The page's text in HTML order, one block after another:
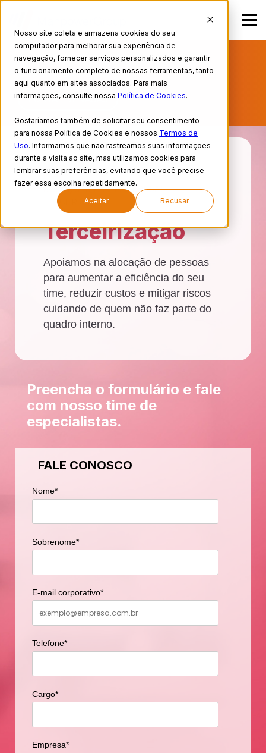
Nosso site coleta e armazena cookies do seu
computador para melhorar sua experiência de
navegação, fornecer serviços personalizados e garantir
o funcionamento completo de nossas ferramentas, tanto
aqui quanto em sites associados. Para mais
informações, consulte nossa Política de Cookies.
Gostaríamos também de solicitar seu consentimento
para nossa Política de Cookies e nossos Termos de
Uso. Informamos que não rastreamos suas informações
durante a visita ao site, mas utilizamos cookies para
lembrar suas preferências, evitando que você precise
fazer essa escolha repetidamente.
Aceitar Recusar
BUSCANDO EMPREGO? CADASTRE SEU
CURRÍCULO AQUI!
PORTAL DE VAGAS
HOME
SOLUÇÕES PARA EMPRESAS
TERCEIRIZAÇÃO
Terceirização
Apoiamos na alocação de pessoas
para aumentar a eficiência do seu
time, reduzir custos e mitigar riscos
cuidando de quem não faz parte do
quadro interno.
Preencha o formulário e fale
com nosso time de
especialistas.
FALE CONOSCO
Nome*
Sobrenome*
E-mail corporativo*
Telefone*
Cargo*
Empresa*